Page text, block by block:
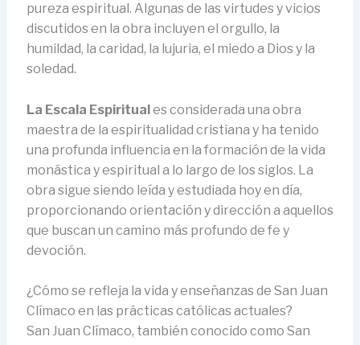
pureza espiritual. Algunas de las virtudes y vicios
discutidos en la obra incluyen el orgullo, la
humildad, la caridad, la lujuria, el miedo a Dios y la
soledad.
La Escala Espirituales considerada una obra
maestra de la espiritualidad cristiana y ha tenido
una profunda influencia en la formación de la vida
monástica y espiritual a lo largo de los siglos. La
obra sigue siendo leída y estudiada hoy en día,
proporcionando orientación y dirección a aquellos
que buscan un camino más profundo de fe y
devoción.
¿Cómo se refleja la vida y enseñanzas de San Juan
Clímaco en las prácticas católicas actuales?
San Juan Clímaco, también conocido como San